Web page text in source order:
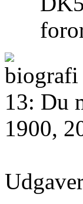
13: Du
1900,